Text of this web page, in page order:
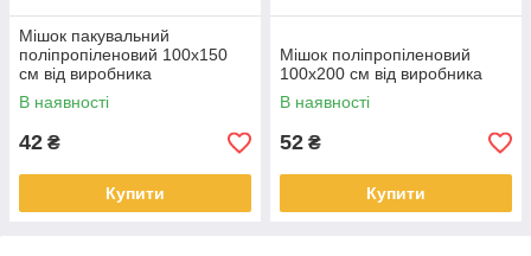
Мішок пакувальний
поліпропіленовий 100х150
см від виробника
В наявності
42 ₴
Купити
Мішок поліпропіленовий
100х200 см від виробника
В наявності
52 ₴
Купити